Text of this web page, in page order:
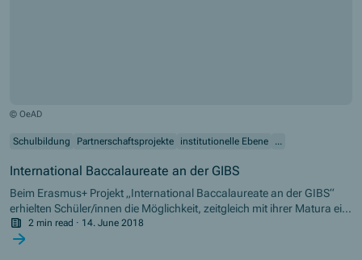
© OeAD
Schulbildung Partnerschaftsprojekte institutionelle Ebene ...
International Baccalaureate an der GIBS
Beim Erasmus+ Projekt „International Baccalaureate an der GIBS“
erhielten Schüler/innen die Möglichkeit, zeitgleich mit ihrer Matura ein
internationales Bakkalaureat abzuschließen. Auch Lehrende konnten
sich im Rahmen des Projekts weiterbilden. Im Video berichtet Ursula
2 min read · 14. June 2018